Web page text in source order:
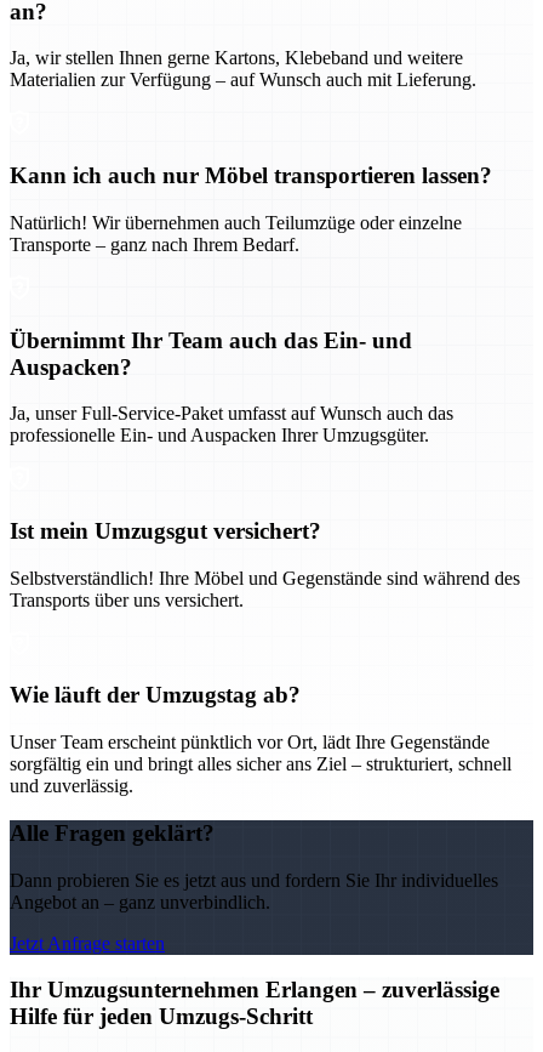
an?
Ja, wir stellen Ihnen gerne Kartons, Klebeband und weitere
Materialien zur Verfügung – auf Wunsch auch mit Lieferung.
Kann ich auch nur Möbel transportieren lassen?
Natürlich! Wir übernehmen auch Teilumzüge oder einzelne
Transporte – ganz nach Ihrem Bedarf.
Übernimmt Ihr Team auch das Ein- und
Auspacken?
Ja, unser Full-Service-Paket umfasst auf Wunsch auch das
professionelle Ein- und Auspacken Ihrer Umzugsgüter.
Ist mein Umzugsgut versichert?
Selbstverständlich! Ihre Möbel und Gegenstände sind während des
Transports über uns versichert.
Wie läuft der Umzugstag ab?
Unser Team erscheint pünktlich vor Ort, lädt Ihre Gegenstände
sorgfältig ein und bringt alles sicher ans Ziel – strukturiert, schnell
und zuverlässig.
Alle Fragen geklärt?
Dann probieren Sie es jetzt aus und fordern Sie Ihr individuelles
Angebot an – ganz unverbindlich.
Jetzt Anfrage starten
Ihr Umzugsunternehmen Erlangen – zuverlässige
Hilfe für jeden Umzugs-Schritt